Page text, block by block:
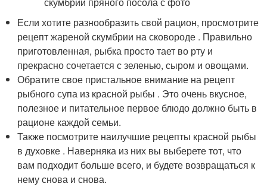
Если хотите разнообразить свой рацион, просмотрите
рецепт жареной скумбрии на сковороде . Правильно
приготовленная, рыбка просто тает во рту и
прекрасно сочетается с зеленью, сыром и овощами.
Обратите свое пристальное внимание на рецепт
рыбного супа из красной рыбы . Это очень вкусное,
полезное и питательное первое блюдо должно быть в
рационе каждой семьи.
Также посмотрите наилучшие рецепты красной рыбы
в духовке . Наверняка из них вы выберете тот, что
вам подходит больше всего, и будете возвращаться к
нему снова и снова.